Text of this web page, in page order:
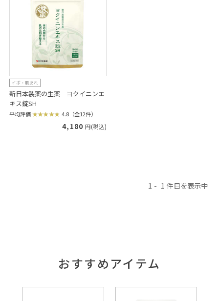
イボ・肌あれ
新日本製薬の生薬 ヨクイニンエ
キス錠SH
平均評価 4.8（全12件）
4,180 円(税込)
1 1
おすすめアイテム